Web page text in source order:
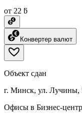
от 22 ƃ
Конвертер валют
Объект сдан
г. Минск, ул. Лучины,
Офисы в Бизнес-